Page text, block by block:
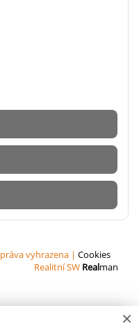
vyhrazena | Cookies
Realitní SW Realman
×